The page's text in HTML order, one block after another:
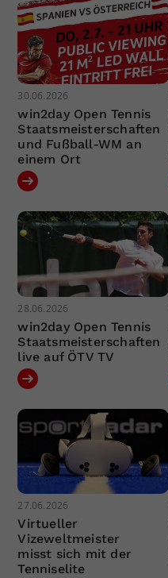
30.06.2026
win2day Open Tennis
Staatsmeisterschaften
und Fußball-WM an
einem Ort
28.06.2026
win2day Open Tennis
Staatsmeisterschaften
live auf ÖTV TV
27.06.2026
Virtueller
Vizeweltmeister
misst sich mit der
Tenniselite